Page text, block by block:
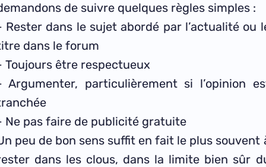
de suivre quelques règles simples :
Rester dans le sujet abordé par l’actualité ou
dans le forum
Toujours être respectueux
Argumenter, particulièrement si l’opinion
Ne pas faire de publicité gratuite
peu de bon sens suffit en fait le plus souvent
dans les clous, dans la limite bien sûr